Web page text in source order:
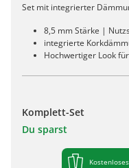
Set mit integrierter
8,5 mm Stärke |
integrierte
Hochwertiger Look
Komplett-Set
Du sparst
Kostenloses